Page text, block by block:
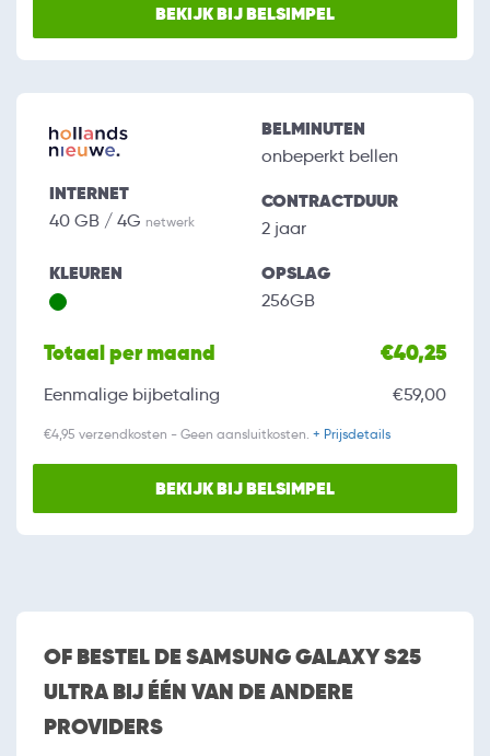
BEKIJK BIJ BELSIMPEL
INTERNET
40 GB / 4G netwerk
BELMINUTEN
onbeperkt bellen
CONTRACTDUUR
2 jaar
KLEUREN OPSLAG
256GB
Totaal per maand €40,25
Eenmalige bijbetaling €59,00
€4,95 verzendkosten - Geen aansluitkosten. + Prijsdetails
BEKIJK BIJ BELSIMPEL
OF BESTEL DE SAMSUNG GALAXY S25
ULTRA BIJ ÉÉN VAN DE ANDERE
PROVIDERS